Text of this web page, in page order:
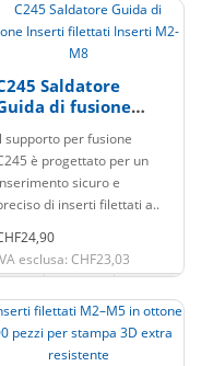
Saldatore
di fusione
M2-M8
supporto per fusione
è progettato per un
sicuro e
di inserti filettati a..
esclusa: CHF23,03